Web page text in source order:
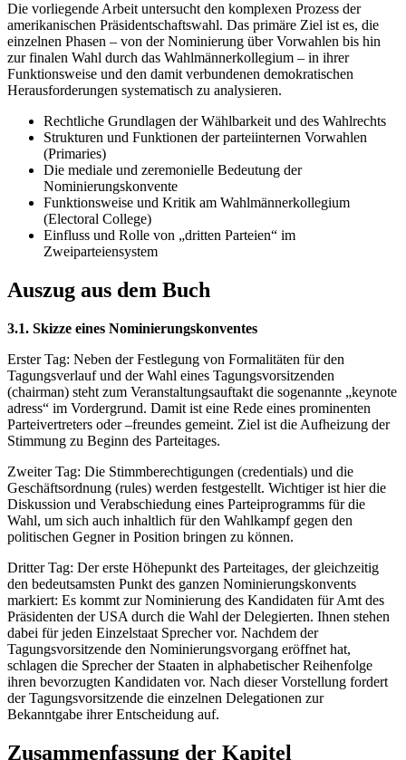
Die vorliegende Arbeit untersucht den komplexen Prozess der
amerikanischen Präsidentschaftswahl. Das primäre Ziel ist es, die
einzelnen Phasen – von der Nominierung über Vorwahlen bis hin
zur finalen Wahl durch das Wahlmännerkollegium – in ihrer
Funktionsweise und den damit verbundenen demokratischen
Herausforderungen systematisch zu analysieren.
Rechtliche Grundlagen der Wählbarkeit und des Wahlrechts
Strukturen und Funktionen der parteiinternen Vorwahlen
(Primaries)
Die mediale und zeremonielle Bedeutung der
Nominierungskonvente
Funktionsweise und Kritik am Wahlmännerkollegium
(Electoral College)
Einfluss und Rolle von „dritten Parteien“ im
Zweiparteiensystem
Auszug aus dem Buch
3.1. Skizze eines Nominierungskonventes
Erster Tag: Neben der Festlegung von Formalitäten für den
Tagungsverlauf und der Wahl eines Tagungsvorsitzenden
(chairman) steht zum Veranstaltungsauftakt die sogenannte „keynote
adress“ im Vordergrund. Damit ist eine Rede eines prominenten
Parteivertreters oder –freundes gemeint. Ziel ist die Aufheizung der
Stimmung zu Beginn des Parteitages.
Zweiter Tag: Die Stimmberechtigungen (credentials) und die
Geschäftsordnung (rules) werden festgestellt. Wichtiger ist hier die
Diskussion und Verabschiedung eines Parteiprogramms für die
Wahl, um sich auch inhaltlich für den Wahlkampf gegen den
politischen Gegner in Position bringen zu können.
Dritter Tag: Der erste Höhepunkt des Parteitages, der gleichzeitig
den bedeutsamsten Punkt des ganzen Nominierungskonvents
markiert: Es kommt zur Nominierung des Kandidaten für Amt des
Präsidenten der USA durch die Wahl der Delegierten. Ihnen stehen
dabei für jeden Einzelstaat Sprecher vor. Nachdem der
Tagungsvorsitzende den Nominierungsvorgang eröffnet hat,
schlagen die Sprecher der Staaten in alphabetischer Reihenfolge
ihren bevorzugten Kandidaten vor. Nach dieser Vorstellung fordert
der Tagungsvorsitzende die einzelnen Delegationen zur
Bekanntgabe ihrer Entscheidung auf.
Zusammenfassung der Kapitel